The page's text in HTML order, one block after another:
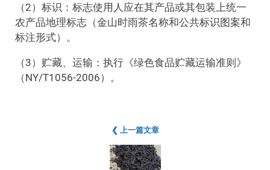
（2）标识：标志使用人应在其产品或其包装上统一
农产品地理标志（金山时雨茶名称和公共标识图案和
标注形式）。
（3）贮藏、运输：执行《绿色食品贮藏运输准则》
（NY/T1056-2006）。
❮ 上一篇文章